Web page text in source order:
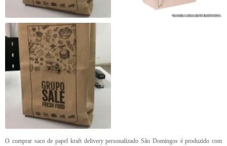
O comprar saco de papel kraft delivery personalizado São Domingos é produzido com